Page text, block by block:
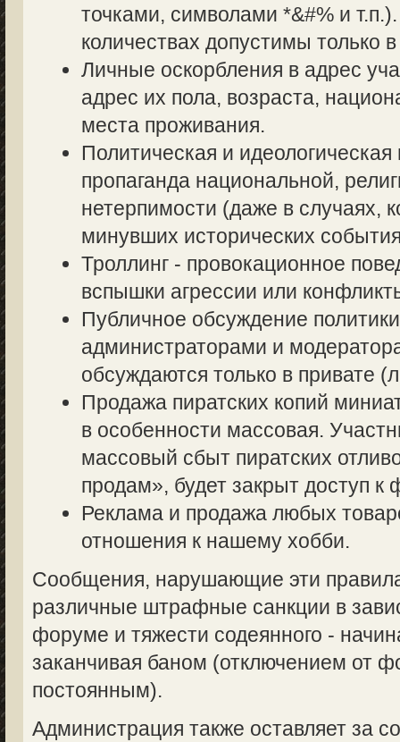
точками, символами *&#% и
количествах допустимы только
Личные оскорбления в адрес
адрес их пола, возраста,
места проживания.
Политическая и
пропаганда национальной,
нетерпимости (даже в случаях,
минувших исторических
Троллинг - провокационное
вспышки агрессии или
Публичное обсуждение
администраторами и
обсуждаются только в привате
Продажа пиратских копий
в особенности массовая.
массовый сбыт пиратских
продам», будет закрыт доступ к
Реклама и продажа любых
отношения к нашему хобби.
Сообщения, нарушающие эти
различные штрафные санкции в
форуме и тяжести содеянного -
заканчивая баном (отключением от
постоянным).
Администрация также оставляет за